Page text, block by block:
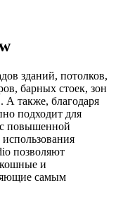
зданий, потолков,
барных стоек, зон
А также, благодаря
подходит для
повышенной
позволяют
и
самым